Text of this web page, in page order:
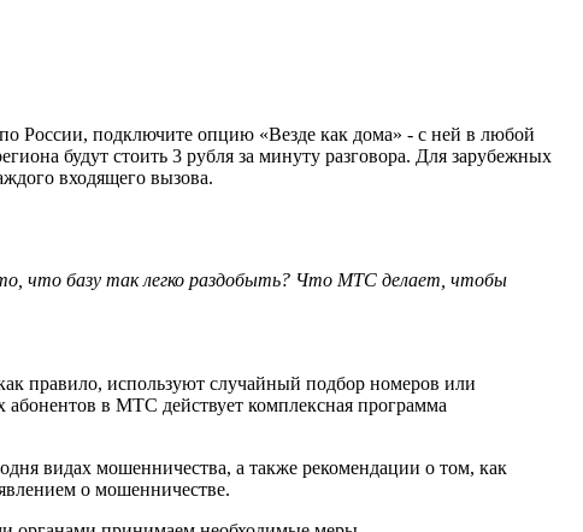
России, подключите опцию «Везде как дома» - с ней в любой
будут стоить 3 рубля за минуту разговора. Для зарубежных
входящего вызова.
что базу так легко раздобыть? Что МТС делает, чтобы
правило, используют случайный подбор номеров или
в МТС действует комплексная программа
видах мошенничества, а также рекомендации о том, как
о мошенничестве.